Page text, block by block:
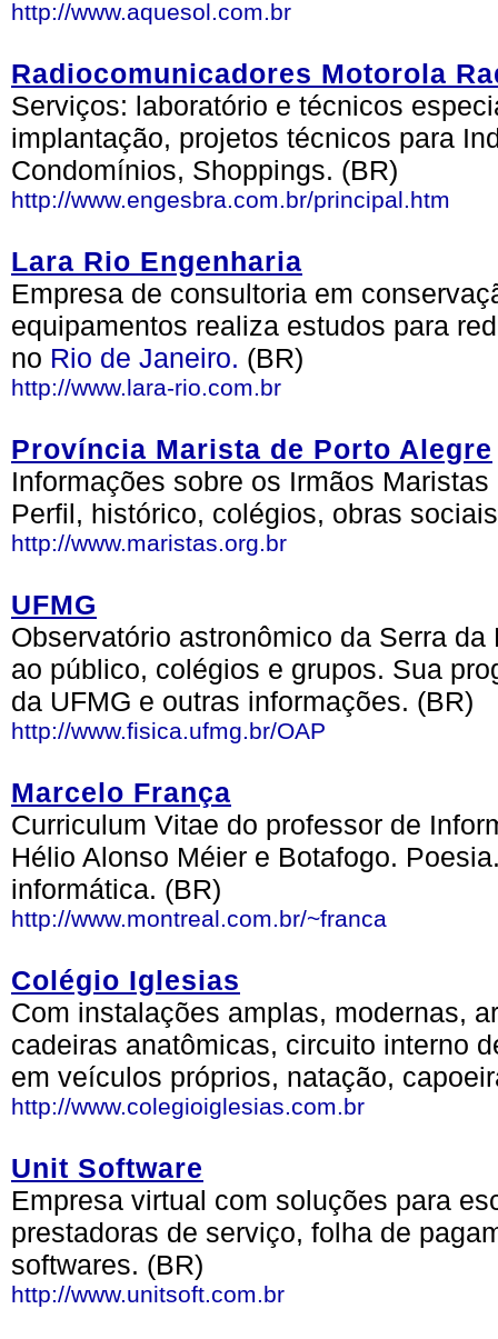
http://www.aquesol.com.br
Radiocomunicadores Motorola
Serviços: laboratório e técnicos
implantação, projetos técnicos para
Condomínios, Shoppings. (BR)
http://www.engesbra.com.br/principal.htm
Lara Rio Engenharia
Empresa de consultoria em
equipamentos realiza estudos para
no Rio de Janeiro. (BR)
http://www.lara-rio.com.br
Província Marista de Porto Alegre
Informações sobre os Irmãos
Perfil, histórico, colégios, obras
http://www.maristas.org.br
UFMG
Observatório astronômico da Serra
ao público, colégios e grupos. Sua
da UFMG e outras informações. (BR)
http://www.fisica.ufmg.br/OAP
Marcelo França
Curriculum Vitae do professor de
Hélio Alonso Méier e Botafogo.
informática. (BR)
http://www.montreal.com.br/~franca
Colégio Iglesias
Com instalações amplas, modernas,
cadeiras anatômicas, circuito interno
em veículos próprios, natação,
http://www.colegioiglesias.com.br
Unit Software
Empresa virtual com soluções para
prestadoras de serviço, folha de
softwares. (BR)
http://www.unitsoft.com.br